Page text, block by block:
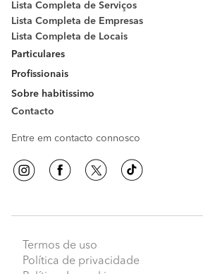
Lista Completa de Serviços
Lista Completa de Empresas
Lista Completa de Locais
Particulares
Profissionais
Sobre habitissimo
Contacto
Entre em contacto connosco
Termos de uso
Política de privacidade